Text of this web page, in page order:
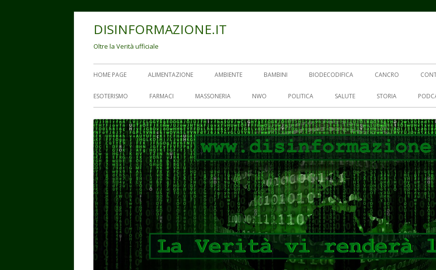
DISINFORMAZIONE.IT
Oltre la Verità ufficiale
Menu
principale
HOME PAGE ALIMENTAZIONE AMBIENTE BAMBINI BIODECODIFICA CANCRO
ESOTERISMO FARMACI MASSONERIA NWO POLITICA SALUTE STORIA